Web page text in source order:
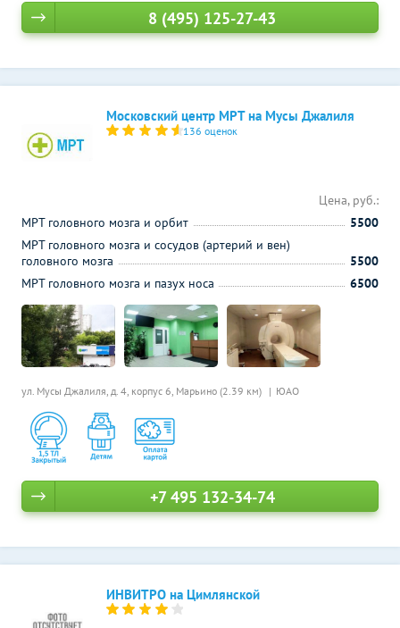
8 (495) 125-27-43
Московский центр МРТ на Мусы Джалиля
136 оценок
ул. Мусы Джалиля, д. 4, корпус 6, Марьино (2.39 км) ЮАО
Цена, руб.:
МРТ головного мозга и орбит
5500
МРТ головного мозга и сосудов (артерий и вен)
головного мозга
5500
МРТ головного мозга и пазух носа
6500
+7 495 132-34-74
ИНВИТРО на Цимлянской